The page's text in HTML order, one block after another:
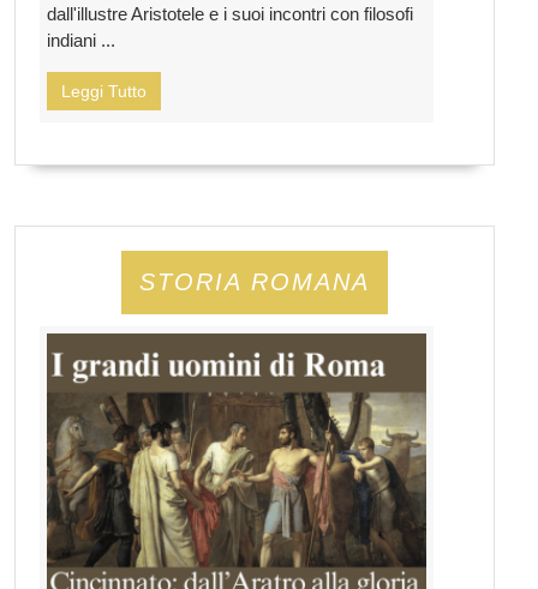
dall'illustre Aristotele e i suoi incontri con filosofi
indiani ...
Leggi Tutto
STORIA ROMANA